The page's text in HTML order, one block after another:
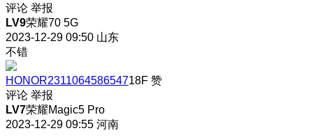
评论 举报
LV9荣耀70 5G
2023-12-29 09:50 山东
不错
HONOR231106458654718F 赞
评论 举报
LV7荣耀Magic5 Pro
2023-12-29 09:55 河南